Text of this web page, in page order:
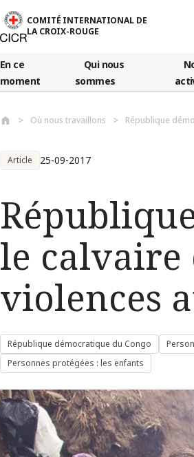
COMITÉ INTERNATIONAL DE
LA CROIX-ROUGE
En ce
moment
Qui nous
sommes
Où nous travaillons République
Article 25-09-2017
le calvaire
violences
République démocratique du Congo
Personnes protégées : les enfants